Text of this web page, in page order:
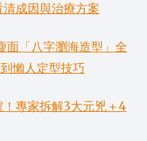
成因與治療方案
面「八字瀏海造型」全
懶人定型技巧
專家拆解3大元兇＋4